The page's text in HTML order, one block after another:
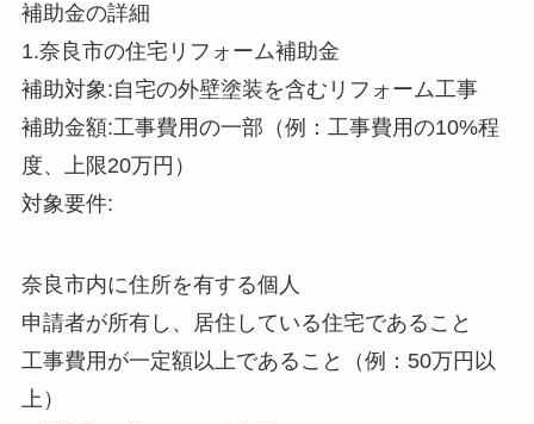
補助金の詳細
1.奈良市の住宅リフォーム補助金
補助対象:自宅の外壁塗装を含むリフォーム工事
補助金額:工事費用の一部（例：工事費用の10%程
度、上限20万円）
対象要件:
奈良市内に住所を有する個人
申請者が所有し、居住している住宅であること
工事費用が一定額以上であること（例：50万円以
上）